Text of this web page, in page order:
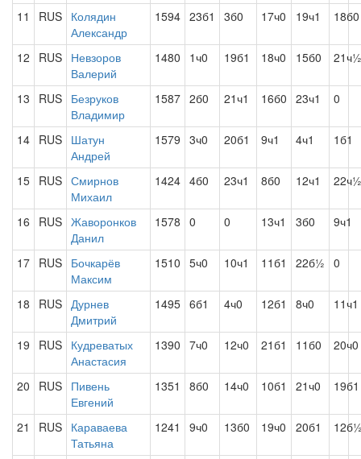
11 RUS Колядин
Александр
1594 23б1 3б0 17ч0 19ч1 18б0
12 RUS Невзоров
Валерий
1480 1ч0 19б1 18ч0 15б0 21ч½
13 RUS Безруков
Владимир
1587 2б0 21ч1 16б0 23ч1 0
14 RUS Шатун
Андрей
1579 3ч0 20б1 9ч1 4ч1 1б1
15 RUS Смирнов
Михаил
1424 4б0 23ч1 8б0 12ч1 22ч½
16 RUS Жаворонков
Данил
1578 0 0 13ч1 3б0 9ч1
17 RUS Бочкарёв
Максим
1510 5ч0 10ч1 11б1 22б½ 0
18 RUS Дурнев
Дмитрий
1495 6б1 4ч0 12б1 8ч0 11ч1
19 RUS Кудреватых
Анастасия
1390 7ч0 12ч0 21б1 11б0 20ч0
20 RUS Пивень
Евгений
1351 8б0 14ч0 10б1 21ч0 19б1
21 RUS Караваева
Татьяна
1241 9ч0 13б0 19ч0 20б1